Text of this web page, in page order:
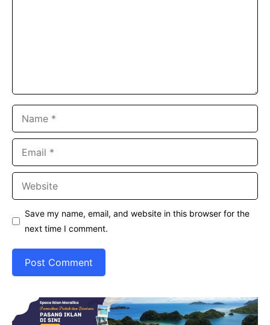
Save my name, email, and website in this browser for the
next time I comment.